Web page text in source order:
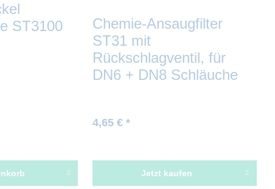
ST3100
Chemie-Ansaugfilter
ST31 mit
Rückschlagventil, für
DN6 + DN8 Schläuche
4,65 € *
Jetzt kaufen